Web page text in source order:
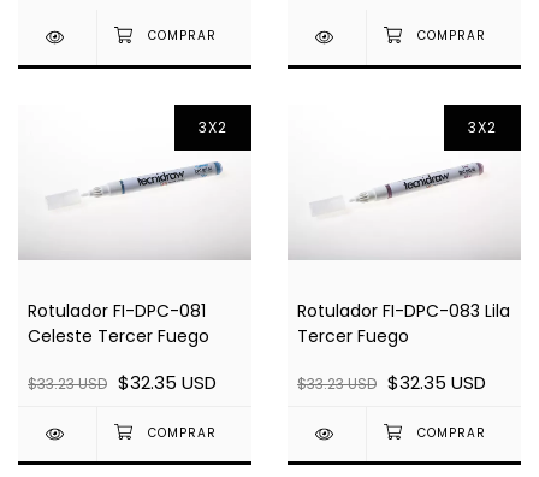
3X2
Rotulador FI-DPC-081
Celeste Tercer Fuego
$33.23 USD $32.35 USD
3X2
Rotulador FI-DPC-083 Lila
Tercer Fuego
$33.23 USD $32.35 USD